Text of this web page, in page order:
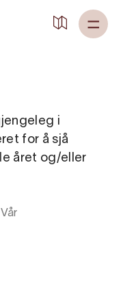
i
for å sjå
året og/eller
Vår